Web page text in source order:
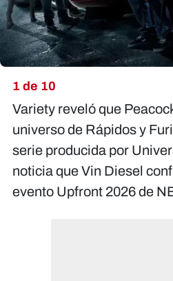
1 de 10
Variety reveló que
universo de Rápidos y
serie producida por
noticia que Vin Diesel
evento Upfront 2026 de